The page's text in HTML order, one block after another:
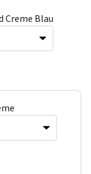
Creme Blau